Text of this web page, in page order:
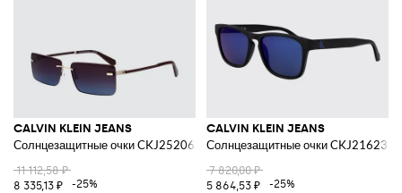
CALVIN KLEIN JEANS
Солнцезащитные очки CKJ25206S из металла
11 112,58 ₽
8 335,13 ₽
-25%
CALVIN KLEIN JEANS
Солнцезащитные очки CKJ21623S
7 820,00 ₽
5 864,53 ₽
-25%